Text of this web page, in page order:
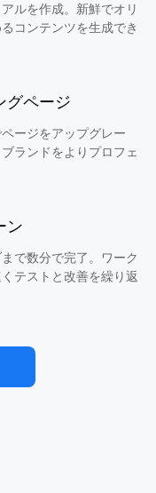
ルを作成。新鮮でオリ
コンテンツを生成でき
グページ
ージをアップグレー
ランドをよりプロフェ
ン
で数分で完了。ワーク
テストと改善を繰り返